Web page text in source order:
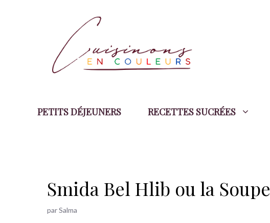
PETITS DÉJEUNERS RECETTES SUCRÉES
Smida Bel Hlib ou la
parSalma